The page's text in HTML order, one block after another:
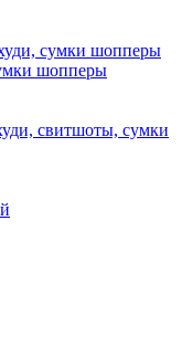
сумки шопперы
шопперы
свитшоты, сумки